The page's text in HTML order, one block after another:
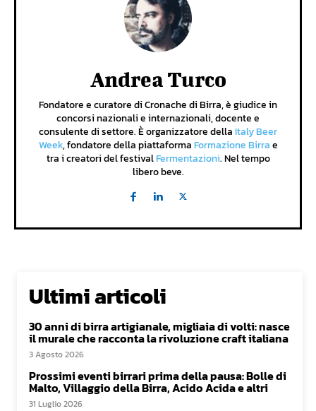
Andrea Turco
Fondatore e curatore di Cronache di Birra, è giudice in
concorsi nazionali e internazionali, docente e
consulente di settore. È organizzatore della Italy Beer
Week, fondatore della piattaforma Formazione Birrae
tra i creatori del festivalFermentazioni. Nel tempo
libero beve.
Ultimi articoli
30 anni di birra artigianale, migliaia di volti: nasce
il murale che racconta la rivoluzione craft italiana
3 Agosto 2026
Prossimi eventi birrari prima della pausa: Bolle di
Malto, Villaggio della Birra, Acido Acida e altri
31 Luglio 2026